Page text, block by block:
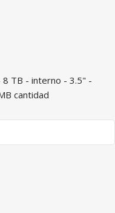
8 TB - interno - 3.5" -
cantidad